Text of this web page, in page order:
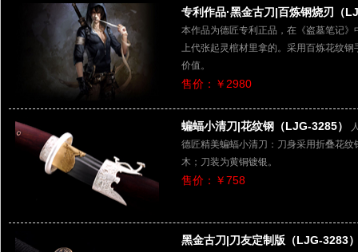
专利作品·黑金古刀|百炼钢烧刃（
本作品为德匠专利正品，在《盗墓笔记
上代张起灵棺材里拿的。采用百炼花纹
价值。
售价：￥2980
蝙蝠小清刀|花纹钢（LJG-3285）
德匠精美蝙蝠小清刀：刀身采用折叠花
木；刀装为黄铜镀银。
售价：￥758
黑金古刀|刀友定制版（LJG-3283